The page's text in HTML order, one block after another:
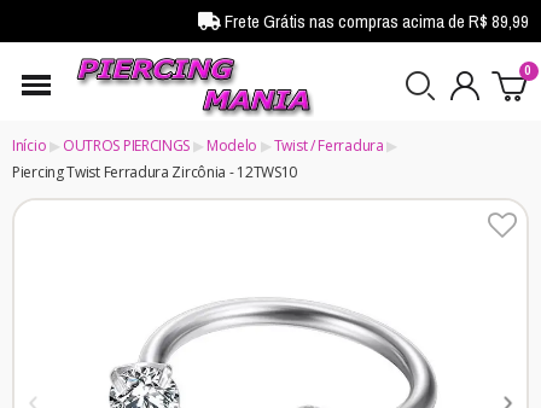
Frete Grátis nas compras acima de R$ 89,99
Início OUTROS PIERCINGS Modelo
Twist / Ferradura
Piercing Twist Ferradura Zircônia - 12TWS10